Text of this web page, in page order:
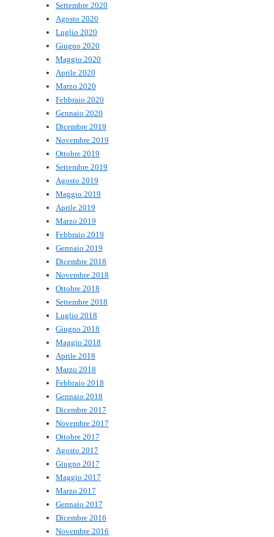
Settembre 2020
Agosto 2020
Luglio 2020
Giugno 2020
Maggio 2020
Aprile 2020
Marzo 2020
Febbraio 2020
Gennaio 2020
Dicembre 2019
Novembre 2019
Ottobre 2019
Settembre 2019
Agosto 2019
Maggio 2019
Aprile 2019
Marzo 2019
Febbraio 2019
Gennaio 2019
Dicembre 2018
Novembre 2018
Ottobre 2018
Settembre 2018
Luglio 2018
Giugno 2018
Maggio 2018
Aprile 2018
Marzo 2018
Febbraio 2018
Gennaio 2018
Dicembre 2017
Novembre 2017
Ottobre 2017
Agosto 2017
Giugno 2017
Maggio 2017
Marzo 2017
Gennaio 2017
Dicembre 2016
Novembre 2016